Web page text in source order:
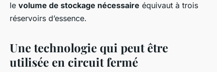
le volume de stockage nécessaire équivaut à trois
réservoirs d’essence.
Une technologie qui peut être
utilisée en circuit fermé